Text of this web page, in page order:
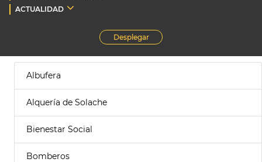
ACTUALIDAD
Desplegar
Albufera
Alquería de Solache
Bienestar Social
Bomberos